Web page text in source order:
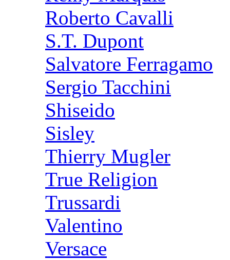
Roberto Cavalli
S.T. Dupont
Salvatore Ferragamo
Sergio Tacchini
Shiseido
Sisley
Thierry Mugler
True Religion
Trussardi
Valentino
Versace